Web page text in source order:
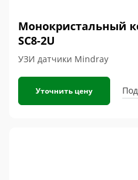
Монокристальный
SC8-2U
УЗИ датчики Mindray
Уточнить цену